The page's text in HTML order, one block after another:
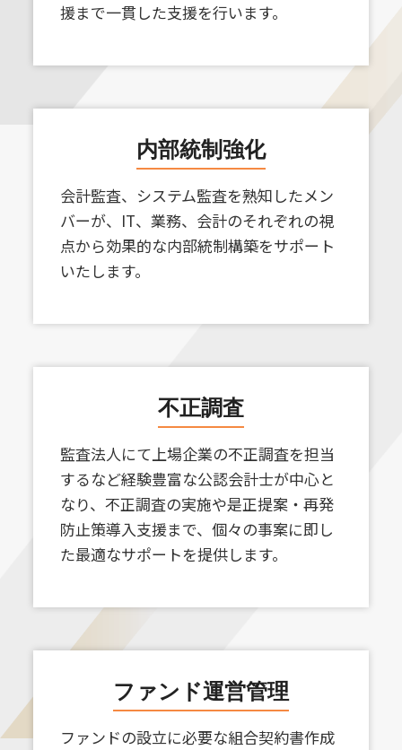
援まで一貫した支援を行います。
内部統制強化
会計監査、システム監査を熟知したメン
バーが、IT、業務、会計のそれぞれの視
点から効果的な内部統制構築をサポート
いたします。
不正調査
監査法人にて上場企業の不正調査を担当
するなど経験豊富な公認会計士が中心と
なり、不正調査の実施や是正提案・再発
防止策導入支援まで、個々の事案に即し
た最適なサポートを提供します。
ファンド運営管理
ファンドの設立に必要な組合契約書作成